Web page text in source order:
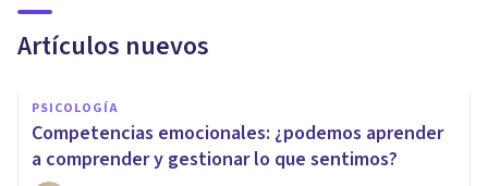
Artículos nuevos
PSICOLOGÍA
Competencias emocionales: ¿podemos aprender
a comprender y gestionar lo que sentimos?